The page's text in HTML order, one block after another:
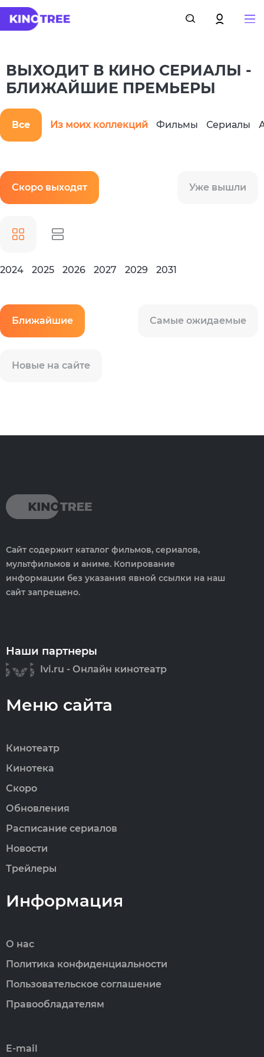
ВЫХОДИТ В КИНО СЕРИАЛЫ -
БЛИЖАЙШИЕ ПРЕМЬЕРЫ
Все Из моих коллекций Фильмы Сериалы
Скоро выходят Уже вышли
2024 2025 2026 2027 2029 2031
Ближайшие Самые ожидаемые
Новые на сайте
Сайт содержит каталог фильмов, сериалов,
мультфильмов и аниме. Копирование
информации без указания явной ссылки на наш
сайт запрещено.
Наши партнеры
Ivi.ru - Онлайн кинотеатр
Меню сайта
Кинотеатр
Кинотека
Скоро
Обновления
Расписание сериалов
Новости
Трейлеры
Информация
О нас
Политика конфиденциальности
Пользовательское соглашение
Правообладателям
E-mail